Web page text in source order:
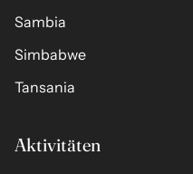
Sambia
Simbabwe
Tansania
Aktivitäten